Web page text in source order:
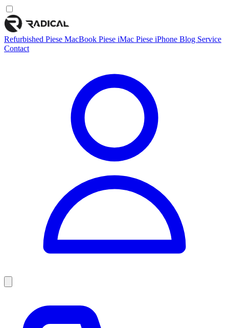
Refurbished Piese MacBook Piese iMac Piese iPhone Blog Service
Contact